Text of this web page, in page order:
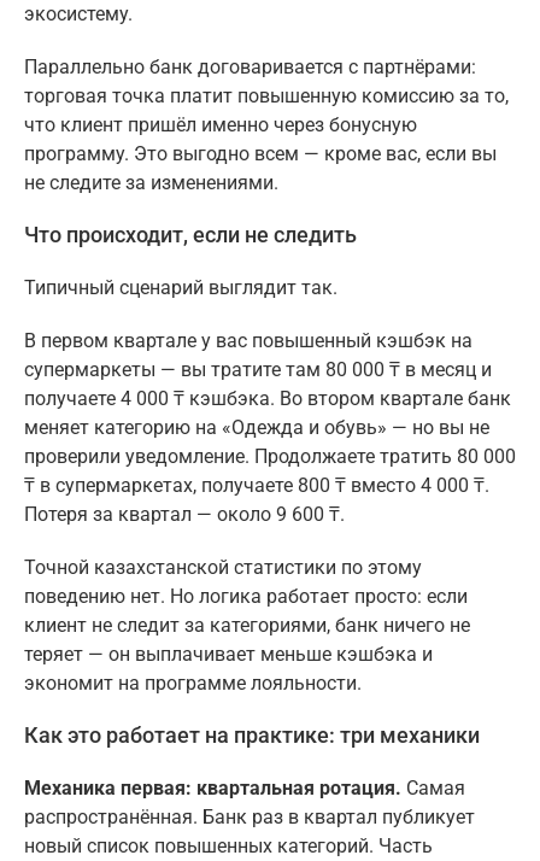
экосистему.
Параллельно банк договаривается с партнёрами:
торговая точка платит повышенную комиссию за то,
что клиент пришёл именно через бонусную
программу. Это выгодно всем — кроме вас, если вы
не следите за изменениями.
Что происходит, если не следить
Типичный сценарий выглядит так.
В первом квартале у вас повышенный кэшбэк на
супермаркеты — вы тратите там 80 000 ₸ в месяц и
получаете 4 000 ₸ кэшбэка. Во втором квартале банк
меняет категорию на «Одежда и обувь» — но вы не
проверили уведомление. Продолжаете тратить 80 000
₸ в супермаркетах, получаете 800 ₸ вместо 4 000 ₸.
Потеря за квартал — около 9 600 ₸.
Точной казахстанской статистики по этому
поведению нет. Но логика работает просто: если
клиент не следит за категориями, банк ничего не
теряет — он выплачивает меньше кэшбэка и
экономит на программе лояльности.
Как это работает на практике: три механики
Механика первая: квартальная ротация. Самая
распространённая. Банк раз в квартал публикует
новый список повышенных категорий. Часть